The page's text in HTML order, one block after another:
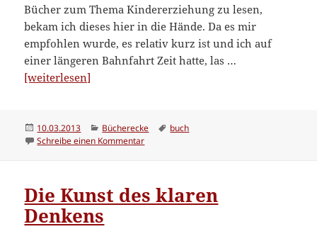
Bücher zum Thema Kindererziehung zu lesen,
bekam ich dieses hier in die Hände. Da es mir
empfohlen wurde, es relativ kurz ist und ich auf
einer längeren Bahnfahrt Zeit hatte, las …
[weiterlesen]
Tyrannen
werden”
Veröffentlicht
am
10.03.2013 Kategorien
Bücherecke Schlagwörter
buch
Schreibe einen Kommentarzu Warum unsere Kinder Tyrannen werden
Die Kunst des klaren
Denkens